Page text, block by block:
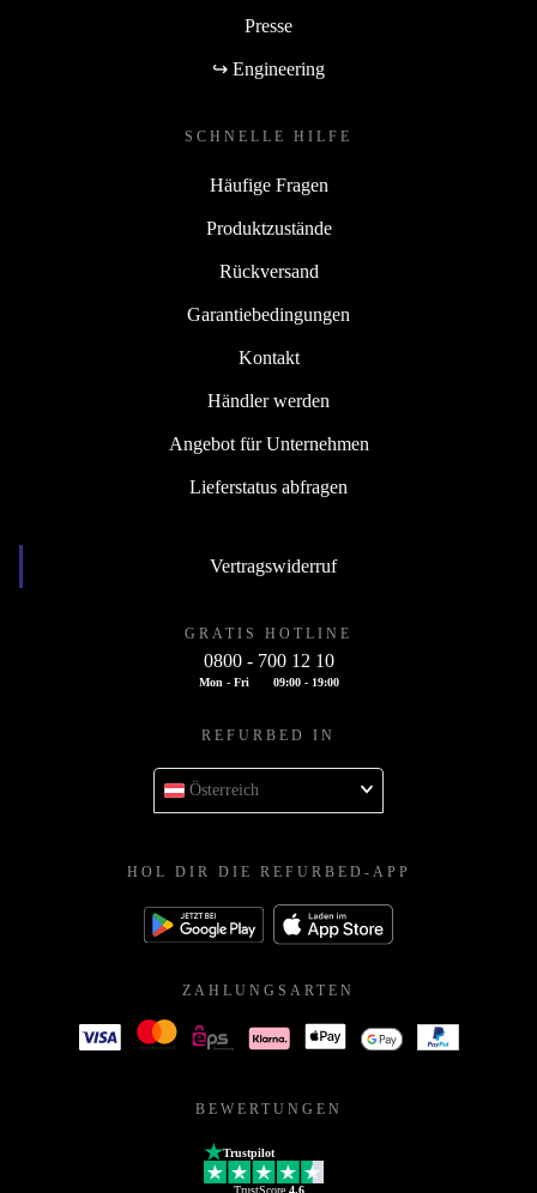
Presse
↪ Engineering
SCHNELLE HILFE
Häufige Fragen
Produktzustände
Rückversand
Garantiebedingungen
Kontakt
Händler werden
Angebot für Unternehmen
Lieferstatus abfragen
Vertragswiderruf
GRATIS HOTLINE
0800 - 700 12 10
Mon - Fri 09:00 - 19:00
REFURBED IN
Österreich
HOL DIR DIE REFURBED-APP
ZAHLUNGSARTEN
BEWERTUNGEN
Trustpilot
TrustScore 4.6